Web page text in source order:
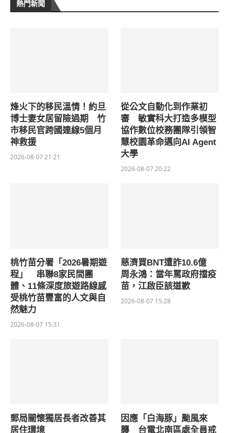
熱門新聞
烽火下的移民溫情！約旦
博士妻女居留險過期 竹
市移民官跨國連線5個月
神救援
2026-08-07 21:21
從公文自動化到作業初
審 敏實科大打造多模型
協作數位校務團隊引領智
慧校園革命邁向AI Agent
大學
2026-08-07 20:22
桃竹苗分署「2026暑期遊
程」 串聯8家民間團
體、11條深度旅遊路線感
受桃竹苗豐富的人文與自
然魅力
2026-08-07 15:31
慈濟買BNT遭詐10.6億
周永鴻：當年罵政府擋疫
苗，江啟臣該道歉
2026-08-07 15:28
郵局關懷獨居長者改善其
居住環境
因應「白海豚」颱風來
襲 台電北南區處全員戒